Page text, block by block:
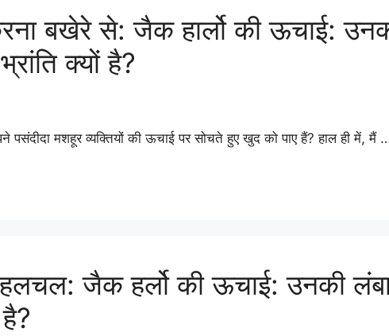
बखेरे से: जैक हार्लो की ऊचाई:
क्यों है?
पसंदीदा मशहूर व्यक्तियों की ऊचाई पर सोचते हुए खुद को पाए हैं? हाल ही में, मैं
जैक हर्लो की ऊचाई: उनकी